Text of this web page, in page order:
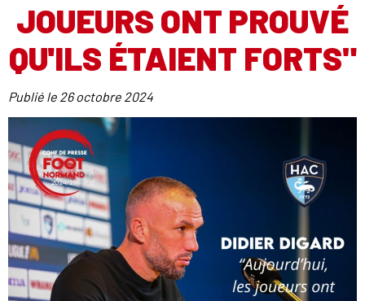
JOUEURS ONT PROUVÉ
QU'ILS ÉTAIENT FORTS"
Publié le 26 octobre 2024